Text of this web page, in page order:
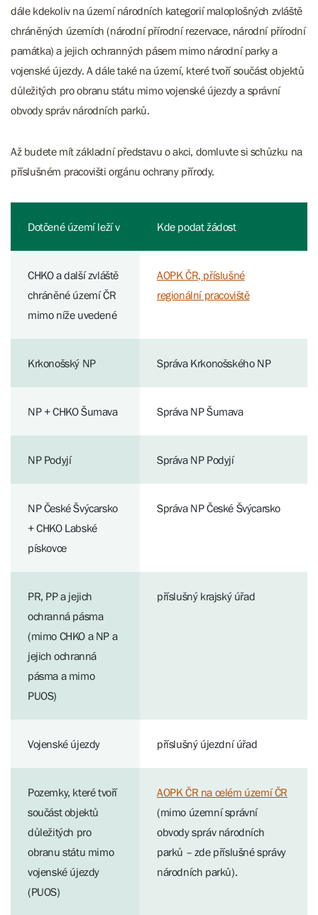
dále kdekoliv na území národních kategorií maloplošných zvláště
chráněných územích (národní přírodní rezervace, národní přírodní
památka) a jejich ochranných pásem mimo národní parky a
vojenské újezdy. A dále také na území, které tvoří součást objektů
důležitých pro obranu státu mimo vojenské újezdy a správní
obvody správ národních parků.
Až budete mít základní představu o akci, domluvte si schůzku na
příslušném pracovišti orgánu ochrany přírody.
Dotčené území leží v Kde podat žádost
CHKO a další zvláště
chráněné území ČR
mimo níže uvedené
AOPK ČR, příslušné
regionální pracoviště
Krkonošský NP Správa Krkonošského NP
NP + CHKO Šumava Správa NP Šumava
NP Podyjí Správa NP Podyjí
NP České Švýcarsko
+ CHKO Labské
pískovce
Správa NP České Švýcarsko
PR, PP a jejich
ochranná pásma
(mimo CHKO a NP a
jejich ochranná
pásma a mimo
PUOS)
příslušný krajský úřad
Vojenské újezdy příslušný újezdní úřad
Pozemky, které tvoří
součást objektů
důležitých pro
obranu státu mimo
vojenské újezdy
(PUOS)
AOPK ČR na celém území ČR
(mimo územní správní
obvody správ národních
parků – zde příslušné správy
národních parků).